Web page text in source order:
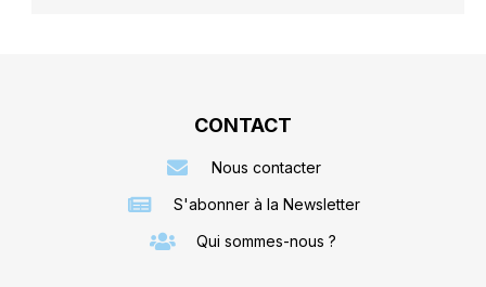
CONTACT
Nous contacter
S'abonner à la Newsletter
Qui sommes-nous ?